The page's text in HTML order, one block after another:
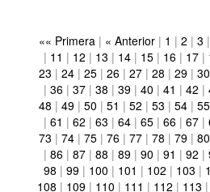
«« Primera | « Anterior | 1 | 2 | 3 |
| 11 | 12 | 13 | 14 | 15 | 16 | 17 |
23 | 24 | 25 | 26 | 27 | 28 | 29 | 30
| 36 | 37 | 38 | 39 | 40 | 41 | 42 |
48 | 49 | 50 | 51 | 52 | 53 | 54 | 55
| 61 | 62 | 63 | 64 | 65 | 66 | 67 |
73 | 74 | 75 | 76 | 77 | 78 | 79 | 80
| 86 | 87 | 88 | 89 | 90 | 91 | 92 |
98 | 99 | 100 | 101 | 102 | 103 |
108 | 109 | 110 | 111 | 112 | 113 |